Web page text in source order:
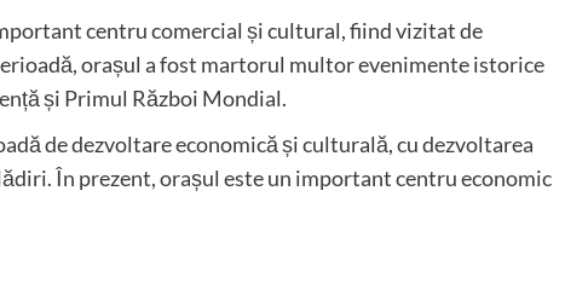
centru comercial și cultural, fiind vizitat de
orașul a fost martorul multor evenimente istorice
și Primul Război Mondial.
de dezvoltare economică și culturală, cu dezvoltarea
În prezent, orașul este un important centru economic